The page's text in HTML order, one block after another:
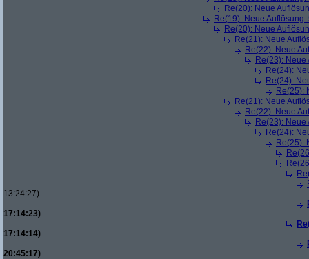
Re(20): Neue
Re(19): Neue
Re(20): Neue
Re(21): Neue
Re(22): Neue
Re(23):
Re(24):
Re(24):
Re(25):
Re(21): Neue
Re(22): Neue
Re(23):
Re(24):
Re(25):
13:24:27)
17:14:23)
17:14:14)
20:45:17)